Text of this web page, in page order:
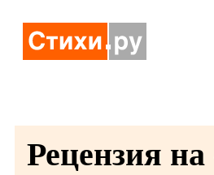
Рецензия на